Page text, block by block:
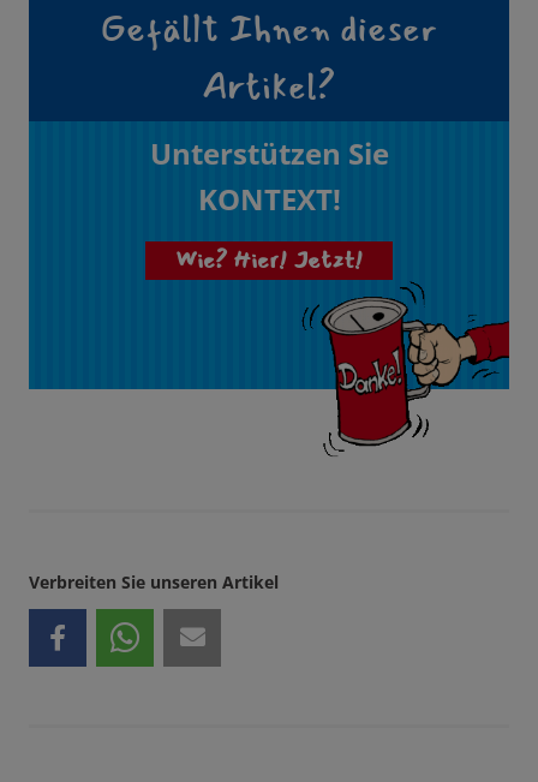
Gefällt Ihnen dieser
Artikel?
Unterstützen Sie
KONTEXT!
Wie? Hier! Jetzt!
Verbreiten Sie unseren Artikel